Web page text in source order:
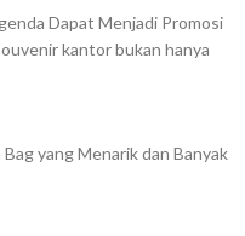
Dapat Menjadi Promosi
kantor bukan hanya